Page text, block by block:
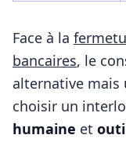
Face à la
bancaires, le
alternative mais
choisir un
humaine et